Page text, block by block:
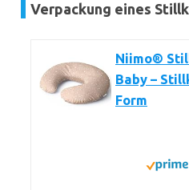
Verpackung eines
Niimo®
Baby –
Form